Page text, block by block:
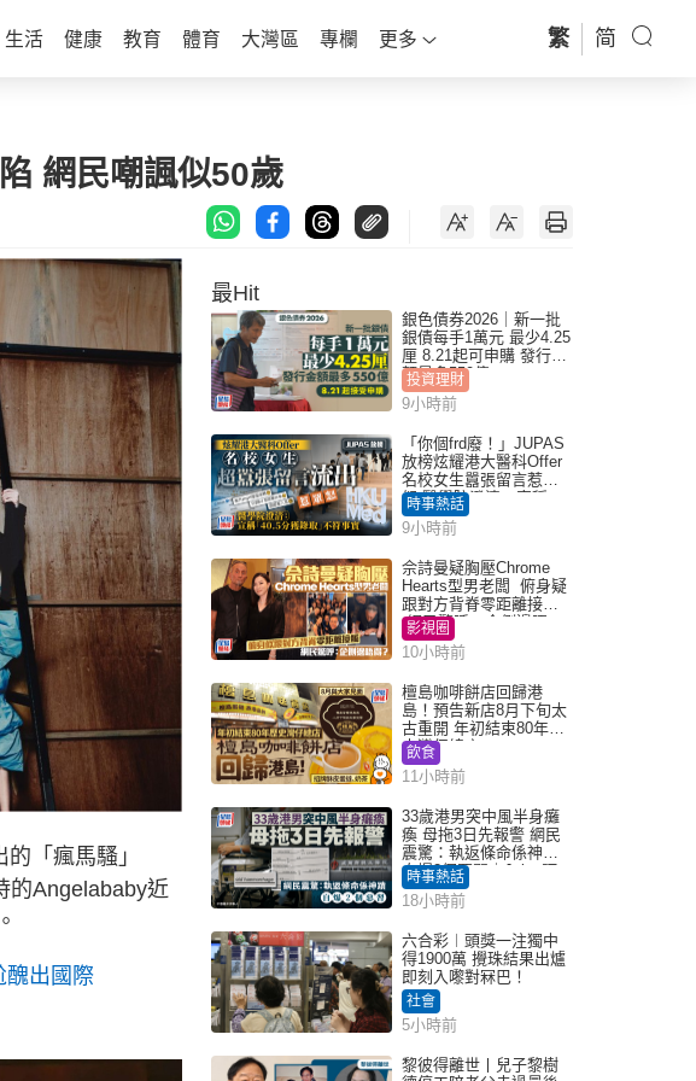
生活 健康 教育 體育 大灣區 專欄 更多 繁 简
網民嘲諷似50歲
「瘋馬騷」
的Angelababy近
醜出國際
最Hit
銀色債券2026｜新一批
銀債每手1萬元 最少4.25
厘 8.21起可申購 發行金
額最多550億
投資理財
9小時前
「你個frd廢！」JUPAS
放榜炫耀港大醫科Offer
名校女生囂張留言惹眾
怒 醫學院澄清：宣稱
「40.5分獲錄取」不符事
實｜Juicy叮
時事熱話
9小時前
佘詩曼疑胸壓Chrome
Hearts型男老闆 俯身疑
跟對方背脊零距離接觸
網民驚呼：企側邊唔
得？
影視圈
10小時前
檀島咖啡餅店回歸港
島！預告新店8月下旬太
古重開 年初結束80年歷
史灣仔總店
飲食
11小時前
33歲港男突中風半身癱
瘓 母拖3日先報警 網民
震驚：執返條命係神蹟
自爆2個惡習｜Juicy叮
時事熱話
18小時前
六合彩︱頭獎一注獨中
得1900萬 攪珠結果出爐
即刻入嚟對冧巴！
社會
5小時前
黎彼得離世丨兒子黎樹